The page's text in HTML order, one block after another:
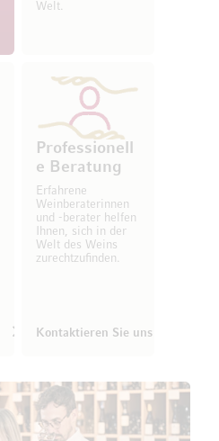
Welt.
Professionell
e Beratung
Erfahrene
Weinberaterinnen
und -berater helfen
Ihnen, sich in der
Welt des Weins
zurechtzufinden.
Kontaktieren Sie uns